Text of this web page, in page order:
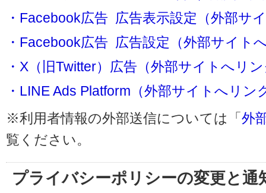
・Facebook広告 広告表示設定（外部サ
・Facebook広告 広告設定（外部サイト
・X（旧Twitter）広告（外部サイトへリ
・LINE Ads Platform（外部サイトへリン
※利用者情報の外部送信については「外
覧ください。
プライバシーポリシーの変更と通